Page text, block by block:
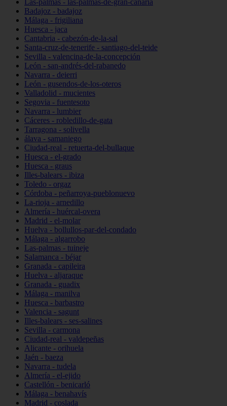
Las-palmas - las-palmas-de-gran-canaria
Badajoz - badajoz
Málaga - frigiliana
Huesca - jaca
Cantabria - cabezón-de-la-sal
Santa-cruz-de-tenerife - santiago-del-teide
Sevilla - valencina-de-la-concepción
León - san-andrés-del-rabanedo
Navarra - deierri
León - gusendos-de-los-oteros
Valladolid - mucientes
Segovia - fuentesoto
Navarra - lumbier
Cáceres - robledillo-de-gata
Tarragona - solivella
álava - samaniego
Ciudad-real - retuerta-del-bullaque
Huesca - el-grado
Huesca - graus
Illes-balears - ibiza
Toledo - orgaz
Córdoba - peñarroya-pueblonuevo
La-rioja - arnedillo
Almería - huércal-overa
Madrid - el-molar
Huelva - bollullos-par-del-condado
Málaga - algarrobo
Las-palmas - tuineje
Salamanca - béjar
Granada - capileira
Huelva - aljaraque
Granada - guadix
Málaga - manilva
Huesca - barbastro
Valencia - sagunt
Illes-balears - ses-salines
Sevilla - carmona
Ciudad-real - valdepeñas
Alicante - orihuela
Jaén - baeza
Navarra - tudela
Almería - el-ejido
Castellón - benicarló
Málaga - benahavís
Madrid - coslada